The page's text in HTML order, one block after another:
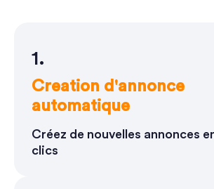
1.
Creation d'annonce
automatique
Créez de nouvelles annonces
clics